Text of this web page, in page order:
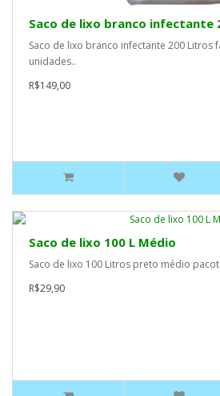
Saco de lixo branco infectante
Saco de lixo branco infectante 200 Litros
unidades..
R$149,00
Saco de lixo 100 L Médio
Saco de lixo 100 Litros preto médio
R$29,90